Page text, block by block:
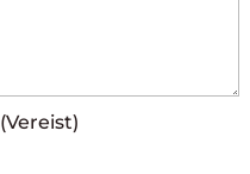
(Vereist)